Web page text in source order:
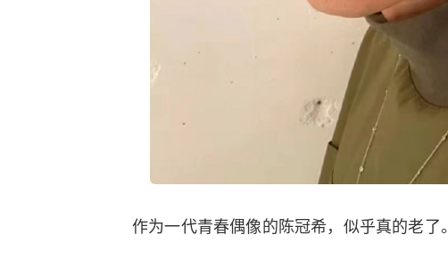
作为一代青春偶像的陈冠希，似乎真的老了。